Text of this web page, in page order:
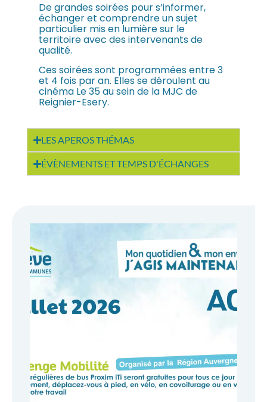
De grandes soirées pour s’informer,
échanger et comprendre un sujet
particulier mis en lumière sur le
territoire avec des intervenants de
qualité.
Ces soirées sont programmées entre 3
et 4 fois par an. Elles se déroulent au
cinéma Le 35 au sein de la MJC de
Reignier-Esery.
LES APEROS THÉMAS
ÉVÈNEMENTS ET TEMPS D'ÉCHANGES